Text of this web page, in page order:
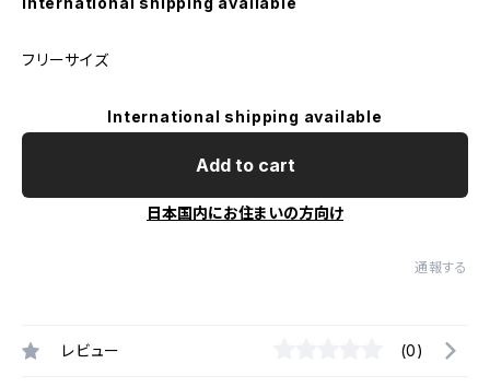
フリーサイズ
International shipping available
Add to cart
日本国内にお住まいの方向け
通報する
レビュー (0)